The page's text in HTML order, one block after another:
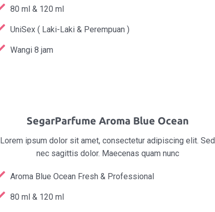
80 ml & 120 ml
UniSex ( Laki-Laki & Perempuan )
Wangi 8 jam
SegarParfume Aroma Blue Ocean
Lorem ipsum dolor sit amet, consectetur adipiscing elit. Sed
nec sagittis dolor. Maecenas quam nunc
Aroma Blue Ocean Fresh & Professional
80 ml & 120 ml